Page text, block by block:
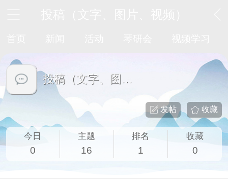
投稿（文字、图片、视频）
收藏
发帖
今日
0
主题
16
排名
1
收藏
0